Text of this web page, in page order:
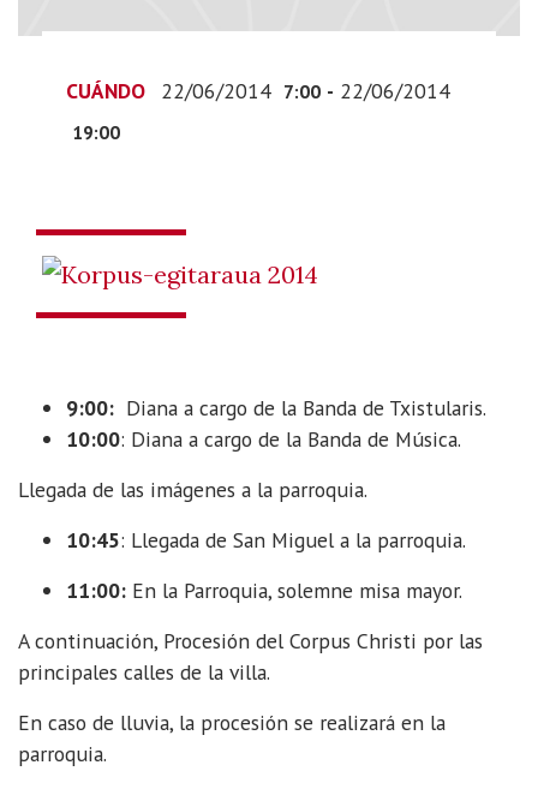
2014-
22T21:00:00+02:00
CUÁNDO 22/06/2014 7:00 - 22/06/2014
19:00
9:00: Diana a cargo de la Banda de Txistularis.
10:00: Diana a cargo de la Banda de Música.
Llegada de las imágenes a la parroquia.
10:45: Llegada de San Miguel a la parroquia.
11:00: En la Parroquia, solemne misa mayor.
A continuación, Procesión del Corpus Christi por las
principales calles de la villa.
En caso de lluvia, la procesión se realizará en la
parroquia.